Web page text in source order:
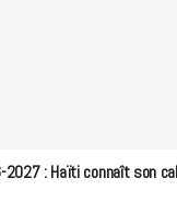
: Haïti connaît son